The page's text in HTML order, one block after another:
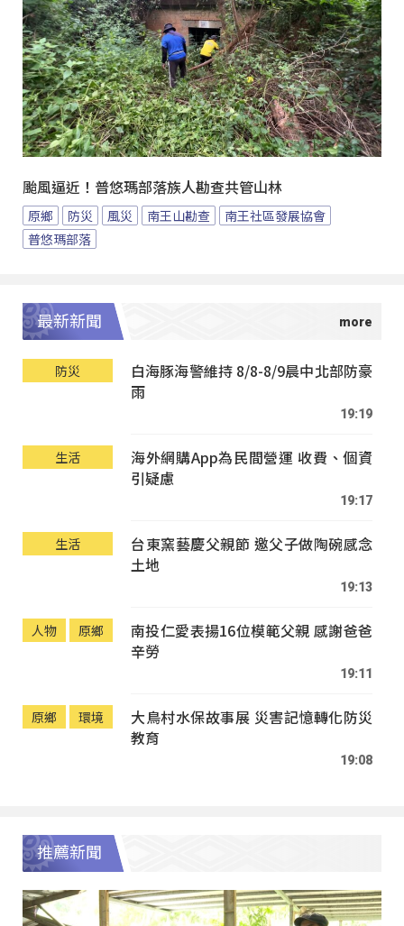
颱風逼近！普悠瑪部落族人勘查共管山林
原鄉 防災 風災 南王山勘查
南王社區發展協會
普悠瑪部落
最新新聞
防災
白海豚海警維持 8/8-8/9晨中北部防豪
雨
19:19
生活
海外網購App為民間營運 收費、個資
引疑慮
19:17
生活
台東窯藝慶父親節 邀父子做陶碗感念
土地
19:13
人物 原鄉
南投仁愛表揚16位模範父親 感謝爸爸
辛勞
19:11
原鄉 環境
大鳥村水保故事展 災害記憶轉化防災
教育
19:08
推薦新聞